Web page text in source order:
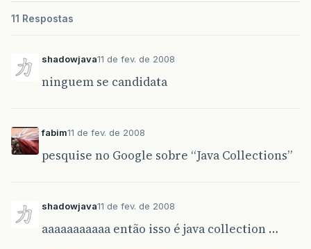
11 Respostas
shadowjava11 de fev. de 2008
ninguem se candidata
fabim11 de fev. de 2008
pesquise no Google sobre “Java Collections”
shadowjava11 de fev. de 2008
aaaaaaaaaaa então isso é java collection …